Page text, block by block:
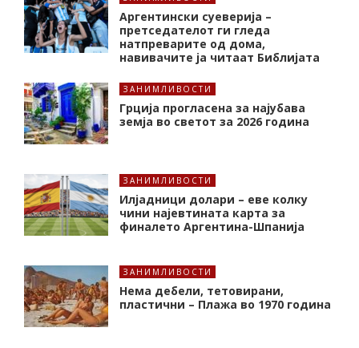
Аргентински суеверија –
претседателот ги гледа
натпреварите од дома,
навивачите ја читаат Библијата
ЗАНИМЛИВОСТИ
Грција прогласена за најубава
земја во светот за 2026 година
ЗАНИМЛИВОСТИ
Илјадници долари – еве колку
чини најевтината карта за
финалето Аргентина-Шпанија
ЗАНИМЛИВОСТИ
Нема дебели, тетовирани,
пластични – Плажа во 1970 година